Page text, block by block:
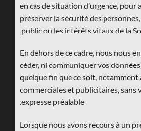
en cas de situation d’urgence, pour
préserver la sécurité des
public ou les intérêts vitaux de la
En dehors de ce cadre, nous nous
céder, ni communiquer vos
quelque fin que ce soit, notamment
commerciales et publicitaires, sans
expresse préalable.
Lorsque nous avons recours à un